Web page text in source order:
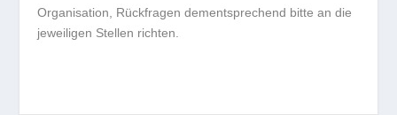
Organisation, Rückfragen dementsprechend bitte an die
jeweiligen Stellen richten.